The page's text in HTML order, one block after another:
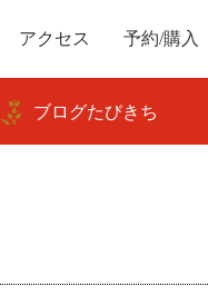
アクセス 予約/購入
ブログたびきち